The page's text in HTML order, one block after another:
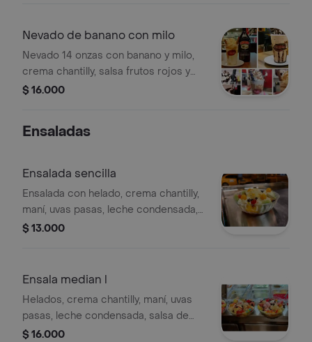
Nevado de banano con milo
Nevado 14 onzas con banano y milo,
crema chantilly, salsa frutos rojos y
leche condensada.
$ 16.000
Ensaladas
Ensalada sencilla
Ensalada con helado, crema chantilly,
maní, uvas pasas, leche condensada,
salsa de frutos rojos, uvas, fresas,
cereza y banano.
$ 13.000
Ensala median l
Helados, crema chantilly, maní, uvas
pasas, leche condensada, salsa de
frutos rojos, uvas, fresas, kiwi, piña,
$ 16.000